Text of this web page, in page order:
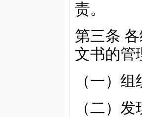
责。
第三条
文书的管
（一）
（二）